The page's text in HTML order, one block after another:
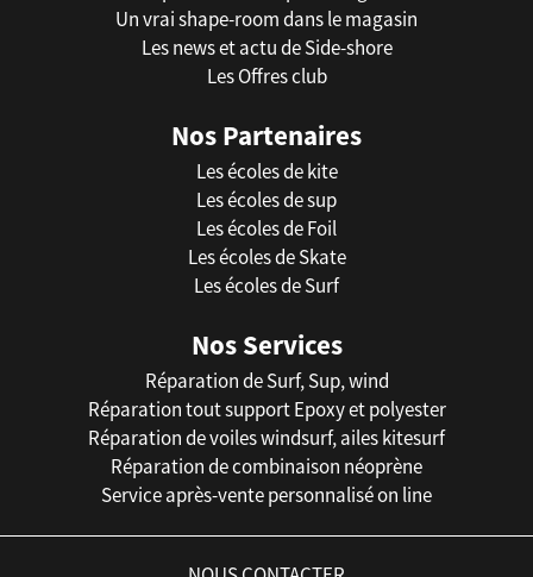
Un vrai shape-room dans le magasin
Les news et actu de Side-shore
Les Offres club
Nos Partenaires
Les écoles de kite
Les écoles de sup
Les écoles de Foil
Les écoles de Skate
Les écoles de Surf
Nos Services
Réparation de Surf, Sup, wind
Réparation tout support Epoxy et polyester
Réparation de voiles windsurf, ailes kitesurf
Réparation de combinaison néoprène
Service après-vente personnalisé on line